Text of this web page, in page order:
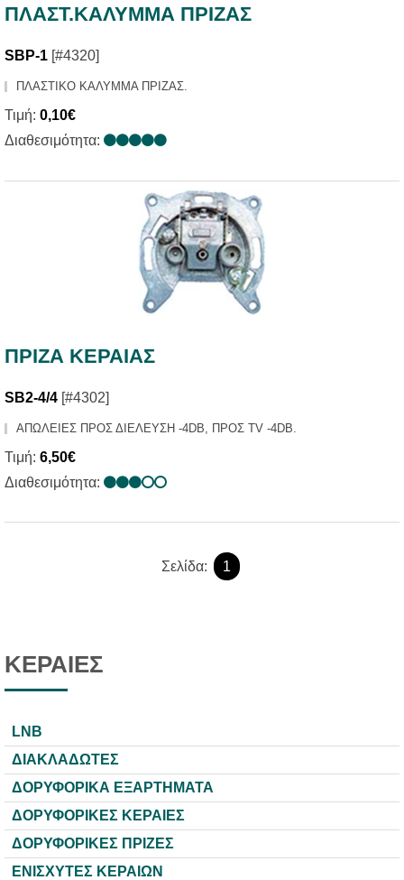
ΠΛΑΣΤ.ΚΑΛΥΜΜΑ ΠΡΙΖΑΣ
SBP-1 [#4320]
ΠΛΑΣΤΙΚΟ ΚΑΛΥΜΜΑ ΠΡΙΖΑΣ.
Τιμή: 0,10€
Διαθεσιμότητα:
ΠΡΙΖΑ ΚΕΡΑΙΑΣ
SB2-4/4 [#4302]
ΑΠΩΛΕΙΕΣ ΠΡΟΣ ΔΙΕΛΕΥΣΗ -4DB, ΠΡΟΣ TV -4DB.
Τιμή: 6,50€
Διαθεσιμότητα:
Σελίδα: 1
ΚΕΡΑΙΕΣ
LNB
ΔΙΑΚΛΑΔΩΤΕΣ
ΔΟΡΥΦΟΡΙΚΑ ΕΞΑΡΤΗΜΑΤΑ
ΔΟΡΥΦΟΡΙΚΕΣ ΚΕΡΑΙΕΣ
ΔΟΡΥΦΟΡΙΚΕΣ ΠΡΙΖΕΣ
ΕΝΙΣΧΥΤΕΣ ΚΕΡΑΙΩΝ